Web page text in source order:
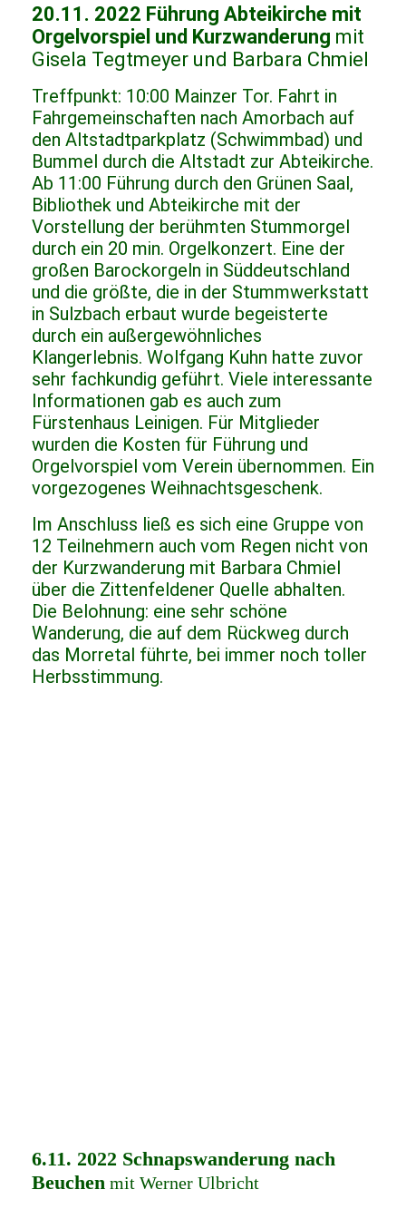
20.11. 2022 Führung Abteikirche mit
Orgelvorspiel und Kurzwanderung mit
Gisela Tegtmeyer und Barbara Chmiel
Treffpunkt: 10:00 Mainzer Tor. Fahrt in
Fahrgemeinschaften nach Amorbach auf
den Altstadtparkplatz (Schwimmbad) und
Bummel durch die Altstadt zur Abteikirche.
Ab 11:00 Führung durch den Grünen Saal,
Bibliothek und Abteikirche mit der
Vorstellung der berühmten Stummorgel
durch ein 20 min. Orgelkonzert. Eine der
großen Barockorgeln in Süddeutschland
und die größte, die in der Stummwerkstatt
in Sulzbach erbaut wurde begeisterte
durch ein außergewöhnliches
Klangerlebnis. Wolfgang Kuhn hatte zuvor
sehr fachkundig geführt. Viele interessante
Informationen gab es auch zum
Fürstenhaus Leinigen. Für Mitglieder
wurden die Kosten für Führung und
Orgelvorspiel vom Verein übernommen. Ein
vorgezogenes Weihnachtsgeschenk.
Im Anschluss ließ es sich eine Gruppe von
12 Teilnehmern auch vom Regen nicht von
der Kurzwanderung mit Barbara Chmiel
über die Zittenfeldener Quelle abhalten.
Die Belohnung: eine sehr schöne
Wanderung, die auf dem Rückweg durch
das Morretal führte, bei immer noch toller
Herbsstimmung.
6.11. 2022 Schnapswanderung nach
Beuchen mit Werner Ulbricht